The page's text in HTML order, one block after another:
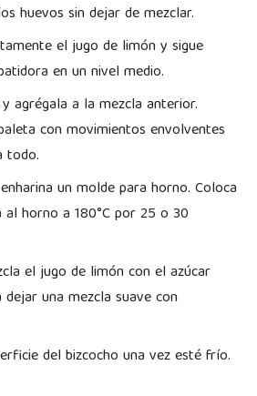
huevos sin dejar de mezclar.
el jugo de limón y sigue
en un nivel medio.
agrégala a la mezcla anterior.
con movimientos envolventes
todo.
un molde para horno. Coloca
horno a 180°C por 25 o 30
el jugo de limón con el azúcar
una mezcla suave con
del bizcocho una vez esté frío.